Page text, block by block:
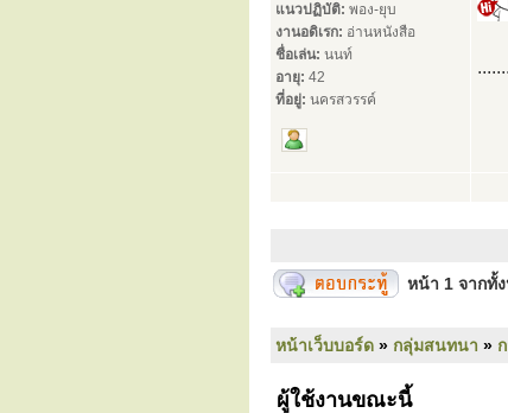
แนวปฏิบัติ: พอง-ยุบ
งานอดิเรก: อ่านหนังสือ
ชื่อเล่น: นนท์
อายุ: 42
ที่อยู่: นครสวรรค์
หน้า 1 จากทั้
หน้าเว็บบอร์ด » กลุ่มสนทนา »
ผู้ใช้งานขณะนี้